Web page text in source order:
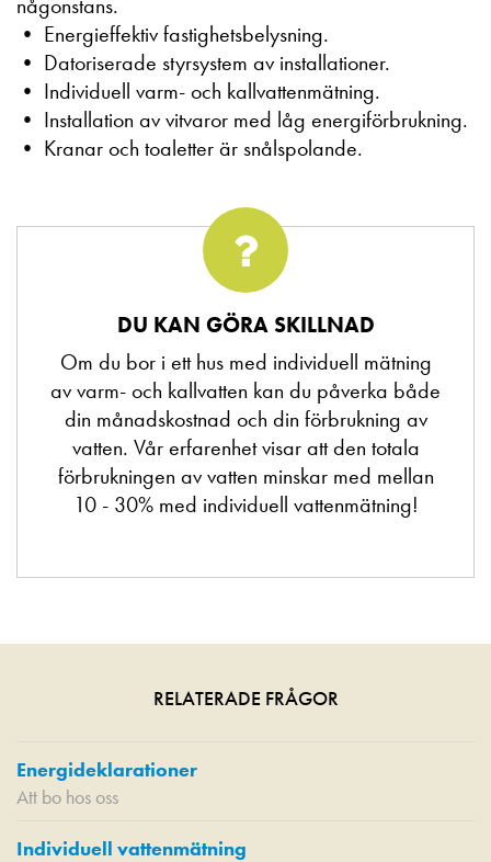
• Energieffektiv fastighetsbelysning.
• Datoriserade styrsystem av installationer.
• Individuell varm- och kallvattenmätning.
• Installation av vitvaror med låg energiförbrukning.
• Kranar och toaletter är snålspolande.
DU KAN GÖRA SKILLNAD
Om du bor i ett hus med individuell mätning
av varm- och kallvatten kan du påverka både
din månadskostnad och din förbrukning av
vatten. Vår erfarenhet visar att den totala
förbrukningen av vatten minskar med mellan
10 - 30% med individuell vattenmätning!
RELATERADE FRÅGOR
Energideklarationer
Att bo hos oss
Individuell vattenmätning